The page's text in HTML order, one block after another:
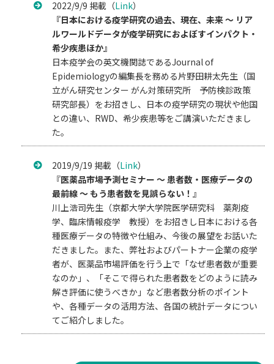
2022/9/9 掲載（Link）
『日本における疫学研究の過去、現在、未来 ～ リア
ルワールドデータが疫学研究におよぼすインパクト・
希少疾患ほか』
日本疫学会の英文機関誌であるJournal of
Epidemiologyの編集長を務める片野田耕太先生（国
立がん研究センター がん対策研究所 予防検診政策
研究部長）をお招きし、日本の疫学研究の現状や他国
との違い、RWD、希少疾患等をご講演いただきまし
た。
2019/9/19 掲載（Link）
『医薬品市場予測セミナー ～ 患者数・医療データの
最前線 ～ もう患者数を見誤らない！ 』
川上浩司先生（京都大学大学院医学研究科 薬剤疫
学、臨床情報疫学 教授）をお招きし日本における各
種医療データの特徴や仕組み、今後の展望をお話いた
だきました。また、弊社およびパートナー企業の疫学
者が、医薬品市場評価を行う上で「なぜ患者数が重要
なのか」、「そこで得られた患者数をどのように読み
解き評価に使うべきか」など患者数分析のポイント
や、各種データの活用方法、各国の統計データについ
てご紹介しました。